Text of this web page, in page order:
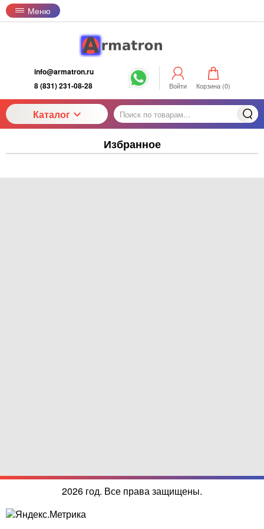
Меню
info@armatron.ru
8 (831) 231-08-28
Войти Корзина (0)
Каталог
Избранное
2026 год. Все права защищены.